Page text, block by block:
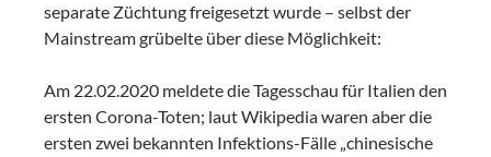
separate Züchtung freigesetzt wurde – selbst der
Mainstream grübelte über diese Möglichkeit:
Am 22.02.2020 meldete die Tagesschau für Italien den
ersten Corona-Toten; laut Wikipedia waren aber die
ersten zwei bekannten Infektions-Fälle „chinesische